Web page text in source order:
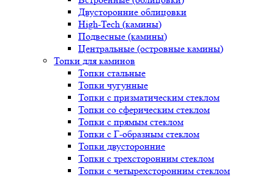
Двусторонние облицовки
High-Tech (камины)
Подвесные (камины)
Центральные (островные камины)
Топки для каминов
Топки стальные
Топки чугунные
Топки с призматическим стеклом
Топки со сферическим стеклом
Топки с прямым стеклом
Топки с Г-образным стеклом
Топки двусторонние
Топки с трехсторонним стеклом
Топки с четырехсторонним стеклом